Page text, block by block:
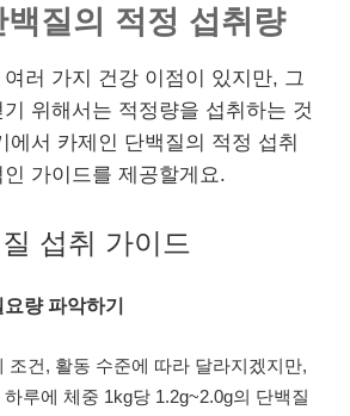
질의 적정 섭취량
러 가지 건강 이점이 있지만, 그
위해서는 적정량을 섭취하는 것
에서 카제인 단백질의 적정 섭취
가이드를 제공할게요.
섭취 가이드
량 파악하기
조건, 활동 수준에 따라 달라지겠지만,
루에 체중 1kg당 1.2g~2.0g의 단백질